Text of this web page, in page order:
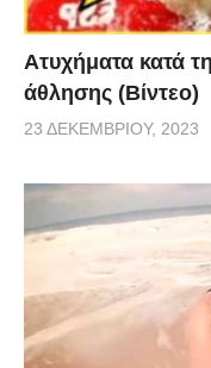
Aτυχήματα κατά
άθλησης (Βίντεο)
23 ΔΕΚΕΜΒΡΊΟΥ, 2023